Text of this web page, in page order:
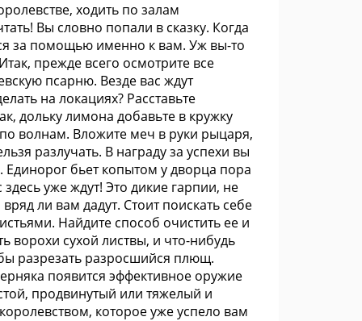
ходить по залам
Вы словно попали в сказку. Когда
за помощью именно к вам. Уж вы-то
прежде всего осмотрите все
псарню. Везде вас ждут
на локациях? Расставьте
дольку лимона добавьте в кружку
волнам. Вложите меч в руки рыцаря,
разлучать. В награду за успехи вы
бьет копытом у дворца пора
уже ждут! Это дикие гарпии, не
ли вам дадут. Стоит поискать себе
Найдите способ очистить ее и
ворохи сухой листвы, и что-нибудь
разрезать разросшийся плющ.
появится эффективное оружие
продвинутый или тяжелый и
которое уже успело вам